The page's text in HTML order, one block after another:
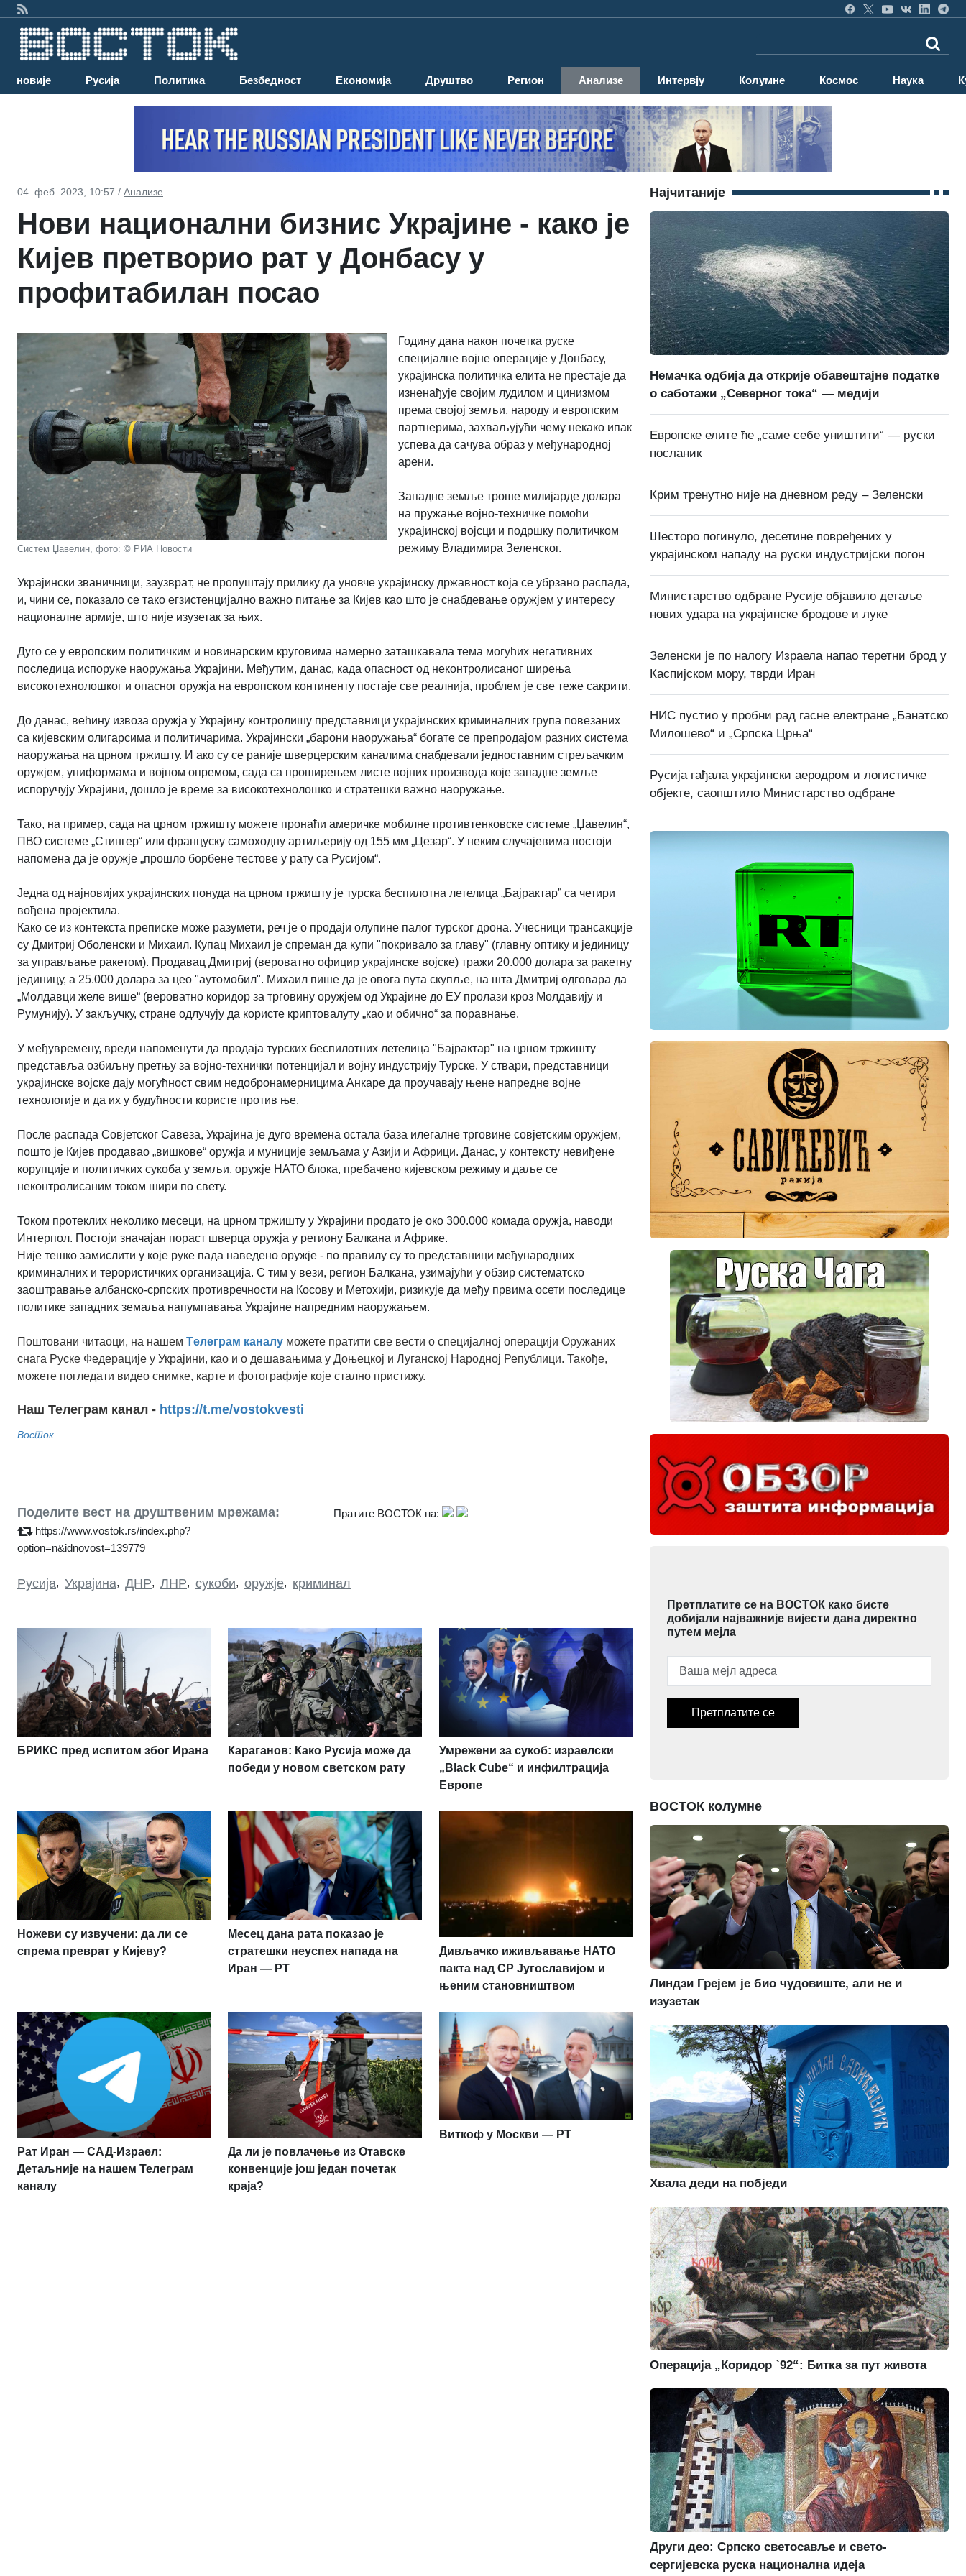
Најновије Русија Политика Безбедност Економија Друштво Регион Анализе Интервју Колумне Космос Наука
04. феб. 2023, 10:57 / Анализе
Нови национални бизнис Украјине - како је
Кијев претворио рат у Донбасу у
профитабилан посао
Систем Џавелин, фото: © РИА Новости
Годину дана након почетка руске
специјалне војне операције у Донбасу,
украјинска политичка елита не престаје да
изненађује својим лудилом и цинизмом
према својој земљи, народу и европским
партнерима, захваљујући чему некако ипак
успева да сачува образ у међународној
арени.
Западне земље троше милијарде долара
на пружање војно-техничке помоћи
украјинској војсци и подршку политичком
режиму Владимира Зеленског.
Украјински званичници, заузврат, не пропуштају прилику да уновче украјинску државност која се убрзано распада,
и, чини се, показало се тако егзистенцијално важно питање за Кијев као што је снабдевање оружјем у интересу
националне армије, што није изузетак за њих.
Дуго се у европским политичким и новинарским круговима намерно заташкавала тема могућих негативних
последица испоруке наоружања Украјини. Међутим, данас, када опасност од неконтролисаног ширења
високотехнолошког и опасног оружја на европском континенту постаје све реалнија, проблем је све теже сакрити.
До данас, већину извоза оружја у Украјину контролишу представници украјинских криминалних група повезаних
са кијевским олигарсима и политичарима. Украјински „барони наоружања“ богате се препродајом разних система
наоружања на црном тржишту. И ако су се раније шверцерским каналима снабдевали једноставним стрељачким
оружјем, униформама и војном опремом, сада са проширењем листе војних производа које западне земље
испоручују Украјини, дошло је време за високотехнолошко и стратешки важно наоружање.
Тако, на пример, сада на црном тржишту можете пронаћи америчке мобилне противтенковске системе „Џавелин“,
ПВО системе „Стингер“ или француску самоходну артиљерију од 155 мм „Цезар“. У неким случајевима постоји
напомена да је оружје „прошло борбене тестове у рату са Русијом“.
Једна од најновијих украјинских понуда на црном тржишту је турска беспилотна летелица „Бајрактар” са четири
вођена пројектила.
Како се из контекста преписке може разумети, реч је о продаји олупине палог турског дрона. Учесници трансакције
су Дмитриј Оболенски и Михаил. Купац Михаил је спреман да купи "покривало за главу" (главну оптику и јединицу
за управљање ракетом). Продавац Дмитриј (вероватно официр украјинске војске) тражи 20.000 долара за ракетну
јединицу, а 25.000 долара за цео "аутомобил". Михаил пише да је овога пута скупље, на шта Дмитриј одговара да
„Молдавци желе више“ (вероватно коридор за трговину оружјем од Украјине до ЕУ пролази кроз Молдавију и
Румунију). У закључку, стране одлучују да користе криптовалуту „као и обично“ за поравнање.
У међувремену, вреди напоменути да продаја турских беспилотних летелица "Бајрактар" ​​на црном тржишту
представља озбиљну претњу за војно-технички потенцијал и војну индустрију Турске. У ствари, представници
украјинске војске дају могућност свим недобронамерницима Анкаре да проучавају њене напредне војне
технологије и да их у будућности користе против ње.
После распада Совјетског Савеза, Украјина је дуго времена остала база илегалне трговине совјетским оружјем,
пошто је Кијев продавао „вишкове“ оружја и муниције земљама у Азији и Африци. Данас, у контексту невиђене
корупције и политичких сукоба у земљи, оружје НАТО блока, пребачено кијевском режиму и даље се
неконтролисаним током шири по свету.
Током протеклих неколико месеци, на црном тржишту у Украјини продато је око 300.000 комада оружја, наводи
Интерпол. Постоји значајан пораст шверца оружја у региону Балкана и Африке.
Није тешко замислити у које руке пада наведено оружје - по правилу су то представници међународних
криминалних и терористичких организација. С тим у вези, регион Балкана, узимајући у обзир систематско
заоштравање албанско-српских противречности на Косову и Метохији, ризикује да међу првима осети последице
политике западних земаља напумпавања Украјине напредним наоружањем.
Поштовани читаоци, на нашем Tелеграм каналу можете пратити све вести о специјалној операцији Оружаних
снага Руске Федерације у Украјини, као и о дешавањима у Доњецкој и Луганској Народној Републици. Такође,
можете погледати видео снимке, карте и фотографије које стално пристижу.
Наш Телеграм канал - https://t.me/vostokvesti
Восток
Поделите вест на друштвеним мрежама:
https://www.vostok.rs/index.php?
option=n&idnovost=139779
Пратите ВОСТОК на:
Русија, Украјина, ДНР, ЛНР, сукоби, оружје, криминал
БРИКС пред испитом због Ирана
Караганов: Како Русија може да
победи у новом светском рату
Умрежени за сукоб: израелски
„Black Cube“ и инфилтрација
Европе
Ножеви су извучени: да ли се
спрема преврат у Кијеву?
Месец дана рата показао је
стратешки неуспех напада на
Иран — РТ
Дивљачко иживљавање НАТО
пакта над СР Југославијом и
њеним становништвом
Рат Иран — САД-Израел:
Детаљније на нашем Телеграм
каналу
Да ли је повлачење из Отавске
конвенције још један почетак
краја?
Виткоф у Москви — РТ
Најчитаније
Немачка одбија да открије обавештајне податке
о саботажи „Северног тока“ — медији
Европске елите ће „саме себе уништити“ — руски
посланик
Крим тренутно није на дневном реду – Зеленски
Шесторо погинуло, десетине повређених у
украјинском нападу на руски индустријски погон
Министарство одбране Русије објавило детаље
нових удара на украјинске бродове и луке
Зеленски је по налогу Израела напао теретни брод у
Каспијском мору, тврди Иран
НИС пустио у пробни рад гасне електране „Банатско
Милошево“ и „Српска Црња“
Русија гађала украјински аеродром и логистичке
објекте, саопштило Министарство одбране
Претплатите се на ВОСТОК како бисте
добијали најважније вијести дана директно
путем мејла
Претплатите се
ВОСТОК колумне
Линдзи Грејем је био чудовиште, али не и
изузетак
Хвала деди на побједи
Операција „Коридор `92“: Битка за пут живота
Други део: Српско светосавље и свето-
сергијевска руска национална идеја